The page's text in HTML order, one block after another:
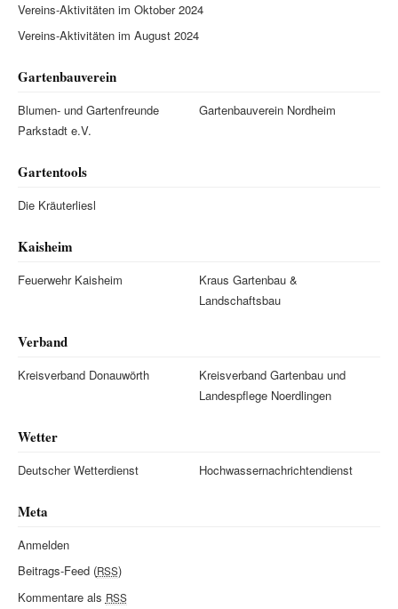
Vereins-Aktivitäten im Oktober 2024
Vereins-Aktivitäten im August 2024
Gartenbauverein
Blumen- und Gartenfreunde
Parkstadt e.V.
Gartenbauverein Nordheim
Gartentools
Die Kräuterliesl
Kaisheim
Feuerwehr Kaisheim
Kraus Gartenbau &
Landschaftsbau
Verband
Kreisverband Donauwörth
Kreisverband Gartenbau und
Landespflege Noerdlingen
Wetter
Deutscher Wetterdienst Hochwassernachrichtendienst
Meta
Anmelden
Beitrags-Feed (RSS)
Kommentare als RSS